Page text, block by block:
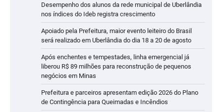
Desempenho dos alunos da rede municipal de Uberlândia
nos índices do Ideb registra crescimento
Apoiado pela Prefeitura, maior evento leiteiro do Brasil
será realizado em Uberlândia do dia 18 a 20 de agosto
Após enchentes e tempestades, linha emergencial já
liberou R$ 89 milhões para reconstrução de pequenos
negócios em Minas
Prefeitura e parceiros apresentam edição 2026 do Plano
de Contingência para Queimadas e Incêndios